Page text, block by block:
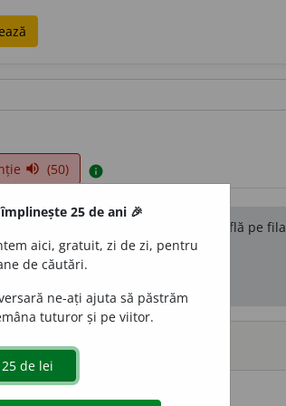
volume_up (50) info
dexonline. Definițiile originale se află pe fila
depreferințe.
împlinește 25 de ani 🎉
aici, gratuit, zi de zi, pentru
de căutări.
ne-ați ajuta să păstrăm
tuturor și pe viitor.